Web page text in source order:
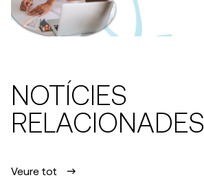
NOTÍCIES
RELACIONADES
Veure tot